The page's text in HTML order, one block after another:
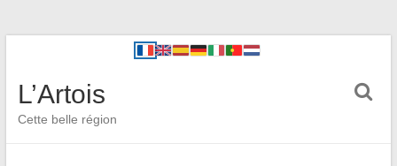
L’Artois
Cette belle région